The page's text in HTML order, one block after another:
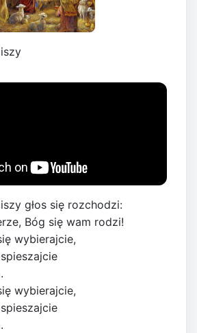
głos się rozchodzi:
Bóg się wam rodzi!
wybierajcie,
wybierajcie,